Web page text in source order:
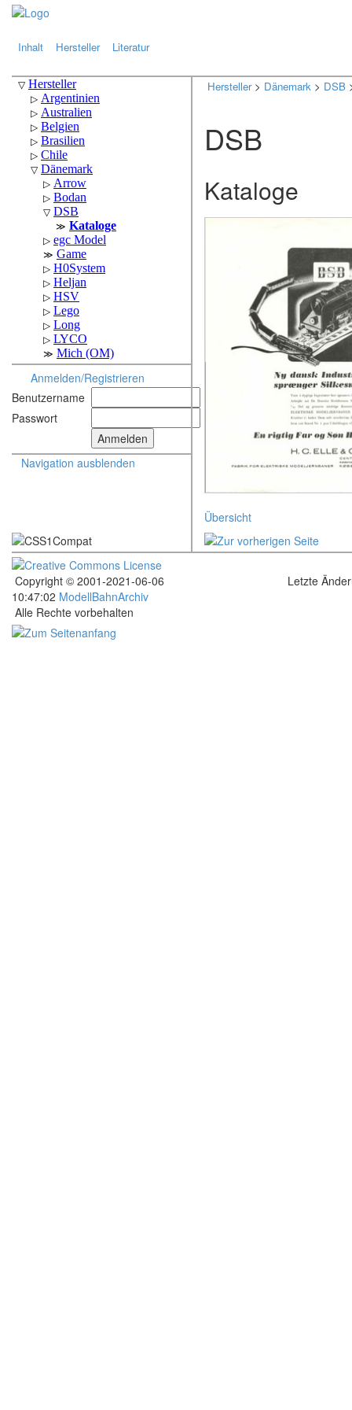
Inhalt Hersteller Literatur
Anmelden/Registrieren
Benutzername
Passwort
Navigation ausblenden
Hersteller> Dänemark > DSB
DSB
Kataloge
Übersicht
Copyright © 2001-2021-06-06
10:47:02 ModellBahnArchiv
Letzte
Alle Rechte vorbehalten